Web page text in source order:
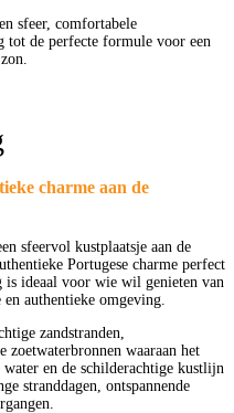
sfeer, comfortabele
tot de perfecte formule voor een
charme aan de
sfeervol kustplaatsje aan de
Portugese charme perfect
is ideaal voor wie wil genieten van
en authentieke omgeving.
zandstranden,
waaraan het
en de schilderachtige kustlijn
stranddagen, ontspannende